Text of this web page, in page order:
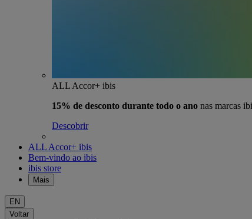
ALL Accor+ ibis
15% de desconto durante todo o ano nas marcas
Descobrir
ALL Accor+ ibis
Bem-vindo ao ibis
ibis store
Mais
EN
Voltar